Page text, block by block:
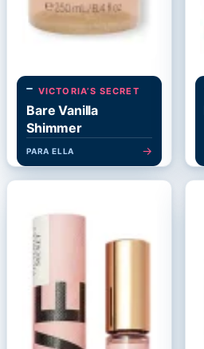
VICTORIA’S SECRET
Bare Vanilla
Shimmer
PARA ELLA →